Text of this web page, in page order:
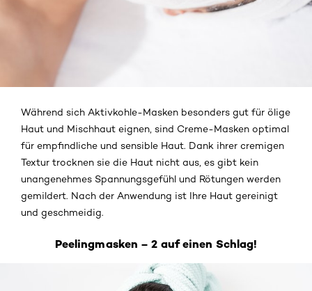
Während sich Aktivkohle-Masken besonders gut für ölige
Haut und Mischhaut eignen, sind Creme-Masken optimal
für empfindliche und sensible Haut. Dank ihrer cremigen
Textur trocknen sie die Haut nicht aus, es gibt kein
unangenehmes Spannungsgefühl und Rötungen werden
gemildert. Nach der Anwendung ist Ihre Haut gereinigt
und geschmeidig.
Peelingmasken – 2 auf einen Schlag!